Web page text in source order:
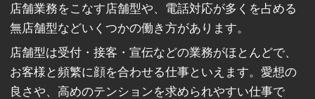
店舗業務をこなす店舗型や、電話対応が多くを占める
無店舗型などいくつかの働き方があります。
店舗型は受付・接客・宣伝などの業務がほとんどで、
お客様と頻繁に顔を合わせる仕事といえます。愛想の
良さや、高めのテンションを求められやすい仕事で